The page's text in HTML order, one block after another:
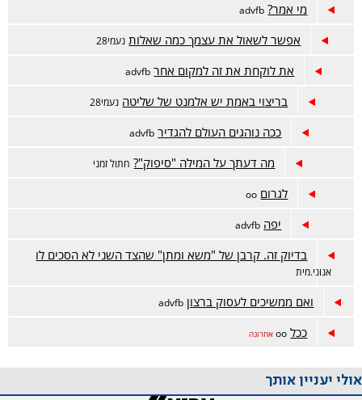
מי אמר? advfb
אפשר לשאול את עצמך כמה שאלות נעמי28
את לוקחת את זה למקום אחר advfb
בריצוי באמת יש אלמנט של שליטה נעמי28
ככה נוהגים העולם להגדיר advfb
מה דעתך על המילה "סיפוק"? חתול זמני
לגרום oo
יפה advfb
בדיוק זה. קרבן של "משא ומתן" שהצד השני לא הסכים לו
אנוני.מית
ואם ממשיכים לעסוק ברצון advfb
ככל oo אחרונה
אולי יעניין אותך